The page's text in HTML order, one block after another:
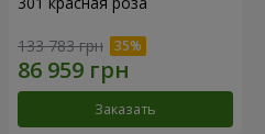
133 783 грн
Заказать